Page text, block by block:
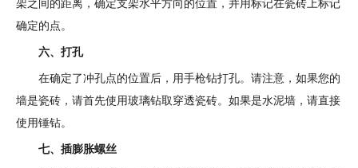
架之间的距离，确定支架水平方向的位置，并用标记在瓷砖上标记
确定的点。
六、打孔
在确定了冲孔点的位置后，用手枪钻打孔。请注意，如果您的
墙是瓷砖，请首先使用玻璃钻取穿透瓷砖。如果是水泥墙，请直接
使用锤钻。
七、插膨胀螺丝